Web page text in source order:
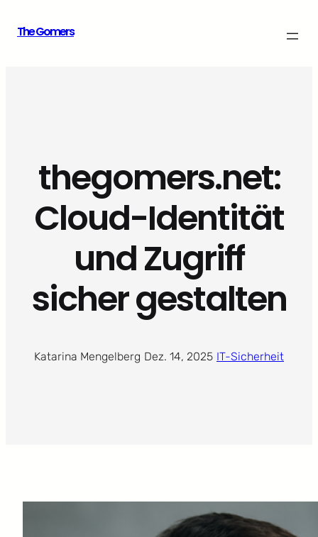
Inhalt
The Gomers
thegomers.net:
Cloud-Identität
und Zugriff
sicher gestalten
Katarina Mengelberg Dez. 14, 2025 IT-Sicherheit